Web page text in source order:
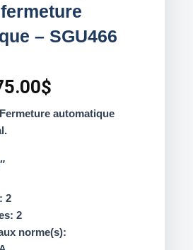
– SGU466
$
automatique
2
2
norme(s):